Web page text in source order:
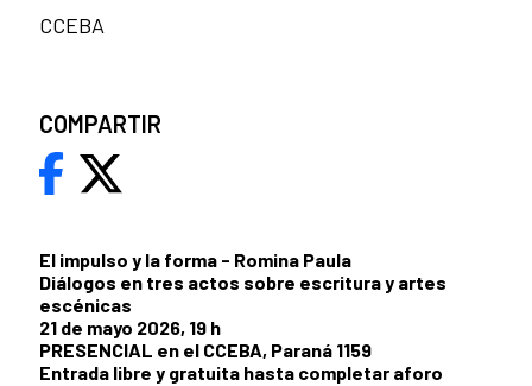
El impulso y la forma - Romina Paula
Diálogos en tres actos sobre escritura y artes
escénicas
21 de mayo 2026, 19 h
PRESENCIAL en el CCEBA, Paraná 1159
Entrada libre y gratuita hasta completar aforo
CCEBA
COMPARTIR